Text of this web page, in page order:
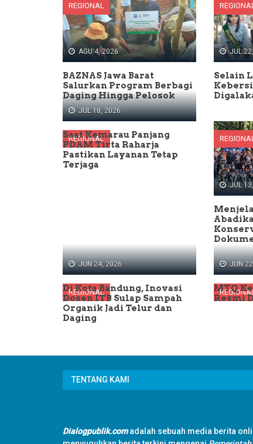
REGIONAL
AGU 4, 2026
BAZNAS Jawa Barat
Salurkan Program Berbagi
Daging Hingga Pelosok
REGIONAL
JUL
Selain
REGIONAL
JUL 18, 2026
Saat Kemarau Panjang
PDAM Tirta Raharja
Pastikan Layanan Tetap
Terjaga
JUL
REGIONAL
JUN 24, 2026
Di Kota Bandung, Inovasi
Dosen ITB Sulap Sampah
Organik Jadi Telur dan
Daging
JUN
MTQ
Resmi
TENTANG KAMI
Dialogpublik.comadalah sebuah media berita